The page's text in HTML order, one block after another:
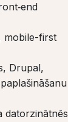
mobile-first
Drupal,
datorzinātnēs